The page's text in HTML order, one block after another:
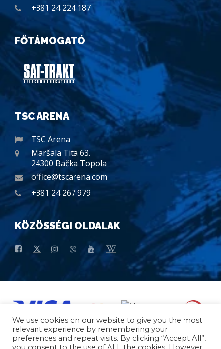
+381 24 224 187
FŐTÁMOGATÓ
TSC ARENA
TSC Arena
Maršala Tita 63.
24300 Bačka Topola
office@tscarena.com
+381 24 267 979
KÖZÖSSÉGI OLDALAK
We use cookies on our website to give you the most
relevant experience by remembering your
preferences and repeat visits. By clicking “Accept All”,
you consent to the use of ALL the cookies. However,